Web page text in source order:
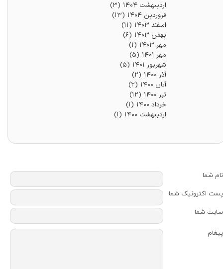
نام شما
پست اکترونیک شما
سایت شما
پیغام
اردیبهشت ۱۴۰۴
(۳)
فروردین ۱۴۰۴
(۱۳)
اسفند ۱۴۰۳
(۱۱)
بهمن ۱۴۰۳
(۶)
مهر ۱۴۰۳
(۱)
مهر ۱۴۰۱
(۵)
شهریور ۱۴۰۱
(۵)
آذر ۱۴۰۰
(۲)
آبان ۱۴۰۰
(۲)
تیر ۱۴۰۰
(۱۲)
خرداد ۱۴۰۰
(۱)
اردیبهشت ۱۴۰۰
(۱)